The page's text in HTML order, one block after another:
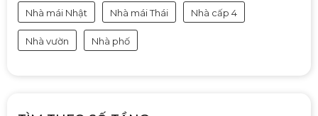
Nhà mái Nhật Nhà mái Thái Nhà cấp 4
Nhà vườn Nhà phố